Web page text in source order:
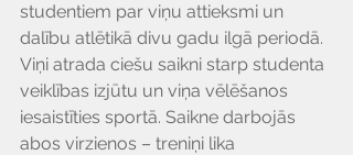
studentiem par viņu attieksmi un
dalību atlētikā divu gadu ilgā periodā.
Viņi atrada ciešu saikni starp studenta
veiklības izjūtu un viņa vēlēšanos
iesaistīties sportā. Saikne darbojās
abos virzienos – treniņi lika